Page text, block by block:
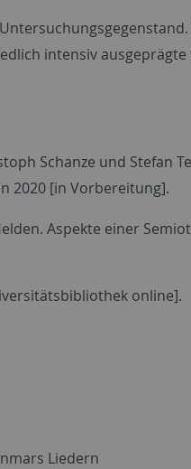
intensiv
Schanze und Stefan
2020 [in Vorbereitung].
Aspekte einer
online].
Liedern